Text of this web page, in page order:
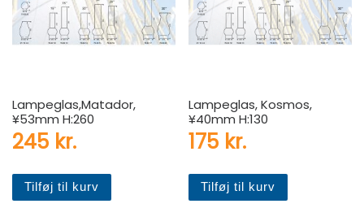
Lampeglas,Matador,
¥53mm H:260
245 kr.
Tilføj til kurv
Lampeglas, Kosmos,
¥40mm H:130
175 kr.
Tilføj til kurv